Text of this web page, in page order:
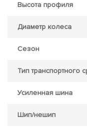
Высота профиля
Диаметр колеса
Сезон
Тип транспортного
Усиленная шина
Шип/нешип